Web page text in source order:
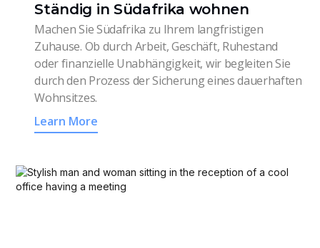
Ständig in Südafrika wohnen
Machen Sie Südafrika zu Ihrem langfristigen
Zuhause. Ob durch Arbeit, Geschäft, Ruhestand
oder finanzielle Unabhängigkeit, wir begleiten Sie
durch den Prozess der Sicherung eines dauerhaften
Wohnsitzes.
Learn More